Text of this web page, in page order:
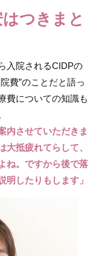
つきまと
入院されるCIDPの
費”のことだと語っ
費についての知識も
内させていただきま
抵疲れてらして、
ね。ですから後で落
明したりもします」